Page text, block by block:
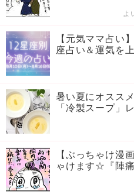
よ
【元気ママ占い
座占い＆運気を
暑い夏にオスス
「冷製スープ」
【ぶっちゃけ漫
ゃけます☆『陣